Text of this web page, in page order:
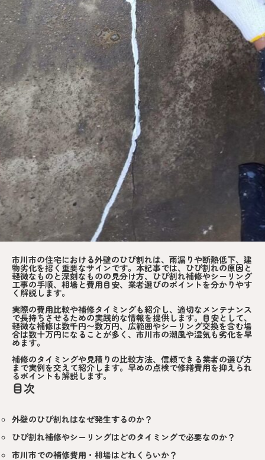
市川市の住宅における外壁のひび割れは、雨漏りや断熱低下、建
物劣化を招く重要なサインです。本記事では、ひび割れの原因と
軽微なものと深刻なものの見分け方、ひび割れ補修やシーリング
工事の手順、相場と費用目安、業者選びのポイントを分かりやす
く解説します。
実際の費用比較や補修タイミングも紹介し、適切なメンテナンス
で長持ちさせるための実践的な情報を提供します。目安として、
軽微な補修は数千円〜数万円、広範囲やシーリング交換を含む場
合は数十万円になることが多く、市川市の潮風や湿気も劣化を早
めます。
補修のタイミングや見積りの比較方法、信頼できる業者の選び方
まで実例を交えて紹介します。早めの点検で修繕費用を抑えられ
るポイントも解説します。
目次
外壁のひび割れはなぜ発生するのか？
ひび割れ補修やシーリングはどのタイミングで必要なのか？
市川市での補修費用・相場はどれくらいか？